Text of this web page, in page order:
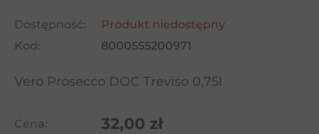
Dostępność:
Produkt niedostępny
Kod:
8000555200971
Vero Prosecco DOC Treviso 0,75l
Cena: 32,00 zł